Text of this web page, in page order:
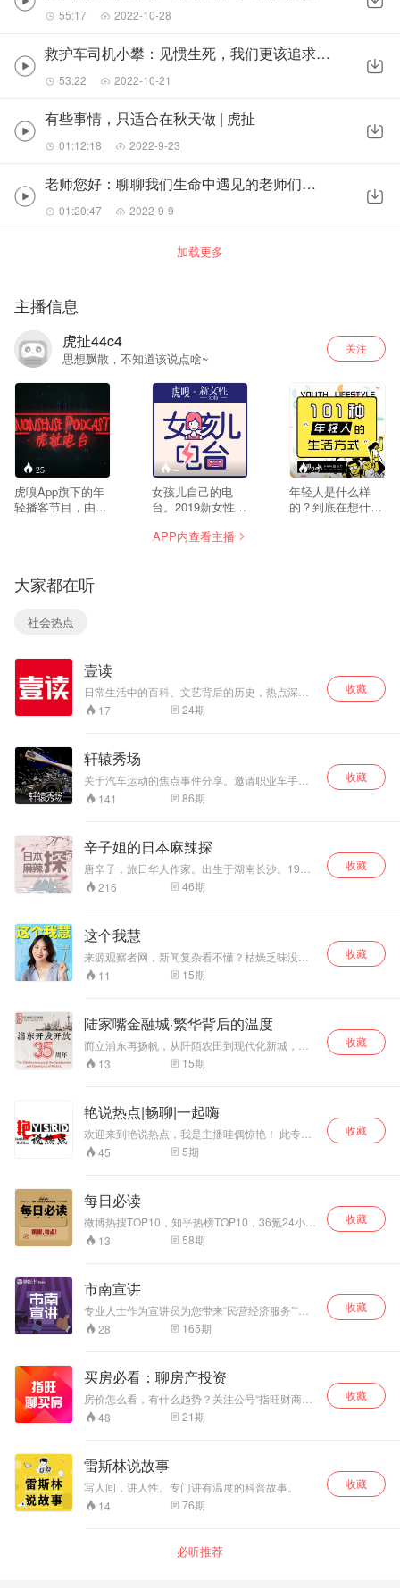
55:17 2022-10-28
救护车司机小攀：见惯生死，我们更该追求生命质量 | 虎扯
53:22 2022-10-21
有些事情，只适合在秋天做 | 虎扯
01:12:18 2022-9-23
老师您好：聊聊我们生命中遇见的老师们 | 虎扯
01:20:47 2022-9-9
加载更多
主播信息
虎扯44c4
思想飘散，不知道该说点啥~
关注
25
虎嗅App旗下的年
轻播客节目，由虎
3-4位主播就热门
话题进行讨论，根
据不同内容，我们
还会邀请不同行业
思的年轻人做嘉
宾。
--
女孩儿自己的电
台。2019新女性，
听，说我所说，女
29
年轻人是什么样
的？到底在想什
但是他们有 101 种
完全不同的生活方
式 —— 不从众、
APP内查看主播
大家都在听
社会热点
壹读
日常生活中的百科、文艺背后的历史，热点深处
的冷知识。用轻幽默、有情趣的方式一起涨姿
势、正三观。
17 24期
收藏
轩辕秀场
关于汽车运动的焦点事件分享。邀请职业车手、
专职记者、行业大咖共同探讨。
141 86期
收藏
辛子姐的日本麻辣探
唐辛子，旅日华人作家。出生于湖南长沙。1998
年定居日本。日本华文文学笔会理事。出版有随
笔集《唐辛子in日本》《日本式中毒》，人物传
《漫画脑》。译有芥川奖作品《异类婚姻谭》
《我的先生夏目漱石》等。
216 46期
收藏
这个我慧
来源观察者网，新闻复杂看不懂？枯燥乏味没兴
趣？那就来看《这个我慧》。《这个我慧》是观
网颜值担当小姐姐王慧带来的一档新闻解读栏
闻中找到问题核心。
11 15期
收藏
陆家嘴金融城·繁华背后的温度
而立浦东再扬帆，从阡陌农田到现代化新城，陆
家嘴摩天楼群勾勒出中国改革开放的世纪天际
线。（微信视频号/抖音搜索“老潘讲上海”，观看
13 15期
收藏
艳说热点|畅聊|一起嗨
欢迎来到艳说热点，我是主播哇偶惊艳！ 此专辑
为原创播客作品，还在学习中，急切期待进步！
听到惊艳播客内容的宝贝，可以为惊艳留下只言
万分感谢！！
45 5期
收藏
每日必读
微博热搜TOP10，知乎热榜TOP10，36氪24小时
热榜，抖音总榜，小红书热榜，从时事热点到娱
乐新闻，从科技动态到谈资话题，每日不能错过
13 58期
收藏
市南宣讲
专业人士作为宣讲员为您带来“民营经济服务”“道
路交通安全指南”“放心消费”“纪念老舍诞辰”等专题
28 165期
收藏
买房必看：聊房产投资
房价怎么看，有什么趋势？关注公号“指旺财商课
zhiwangcsk” 。 指旺财富依托全球知名金融企业
宜信，为新锐中产提供可实现的品质生活投资规
48 21期
收藏
雷斯林说故事
写人间，讲人性。专门讲有温度的科普故事。
14
76期
收藏
必听推荐